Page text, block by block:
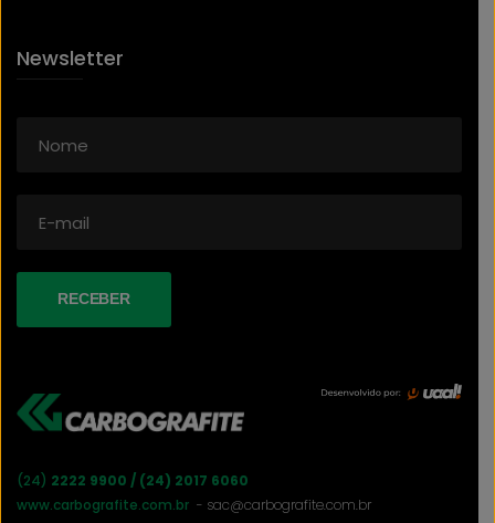
CADA TIPO DE SOLDAGEM?
TIPOS DE ISOLAMENTO, QUAL
ESCOLHER PARA GARANTIR A
SEGURANÇA NO AMBIENTE DE
Newsletter
(24) 2222 9900 / (24) 2017 6060
www.carbografite.com.br - sac@carbografite.com.br